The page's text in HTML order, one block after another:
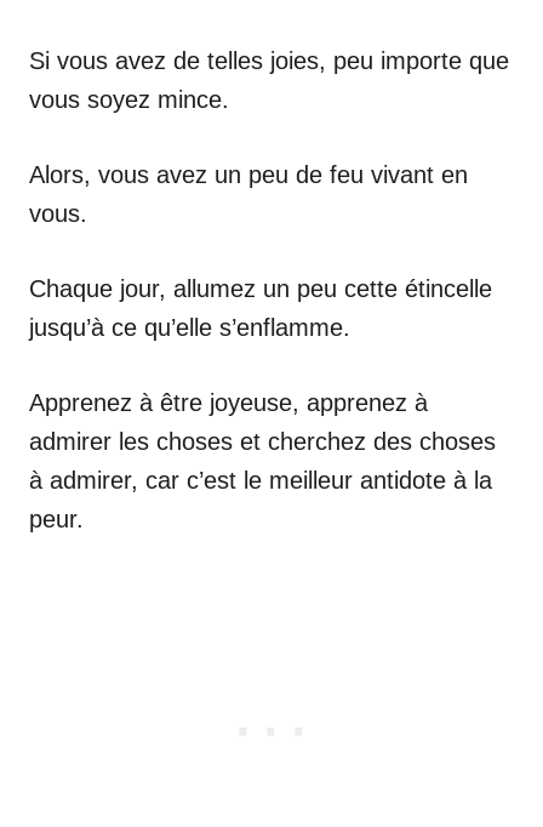
Si vous avez de telles joies, peu importe que
vous soyez mince.
Alors, vous avez un peu de feu vivant en
vous.
Chaque jour, allumez un peu cette étincelle
jusqu’à ce qu’elle s’enflamme.
Apprenez à être joyeuse, apprenez à
admirer les choses et cherchez des choses
à admirer, car c’est le meilleur antidote à la
peur.